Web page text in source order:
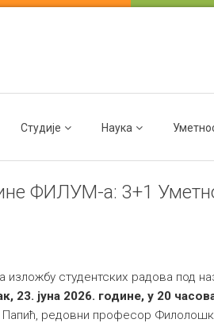
Студије Наука
ФИЛУМ-а: 3+1
студентских радова под
23. јуна 2026. године, у 20
редовни професор